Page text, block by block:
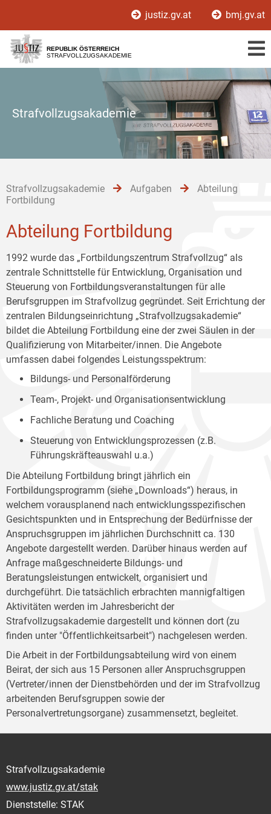
[1]
[2]
[3]
justiz.gv.at bmj.gv.at
REPUBLIK ÖSTERREICH
STRAFVOLLZUGSAKADEMIE
Strafvollzugsakademie
Strafvollzugsakademie Aufgaben
Abteilung
Fortbildung
Abteilung Fortbildung
1992 wurde das „Fortbildungszentrum Strafvollzug“ als
zentrale Schnittstelle für Entwicklung, Organisation und
Steuerung von Fortbildungsveranstaltungen für alle
Berufsgruppen im Strafvollzug gegründet. Seit Errichtung der
zentralen Bildungseinrichtung „Strafvollzugsakademie“
bildet die Abteilung Fortbildung eine der zwei Säulen in der
Qualifizierung von Mitarbeiter/innen. Die Angebote
umfassen dabei folgendes Leistungsspektrum:
Bildungs- und Personalförderung
Team-, Projekt- und Organisationsentwicklung
Fachliche Beratung und Coaching
Steuerung von Entwicklungsprozessen (z.B.
Führungskräfteauswahl u.a.)
Die Abteilung Fortbildung bringt jährlich ein
Fortbildungsprogramm (siehe „Downloads“) heraus, in
welchem vorausplanend nach entwicklungsspezifischen
Gesichtspunkten und in Entsprechung der Bedürfnisse der
Anspruchsgruppen im jährlichen Durchschnitt ca. 130
Angebote dargestellt werden. Darüber hinaus werden auf
Anfrage maßgeschneiderte Bildungs- und
Beratungsleistungen entwickelt, organisiert und
durchgeführt. Die tatsächlich erbrachten mannigfaltigen
Aktivitäten werden im Jahresbericht der
Strafvollzugsakademie dargestellt und können dort (zu
finden unter "Öffentlichkeitsarbeit") nachgelesen werden.
Die Arbeit in der Fortbildungsabteilung wird von einem
Beirat, der sich aus 15 Personen aller Anspruchsgruppen
(Vertreter/innen der Dienstbehörden und der im Strafvollzug
arbeitenden Berufsgruppen sowie der
Personalvertretungsorgane) zusammensetzt, begleitet.
Strafvollzugsakademie
www.justiz.gv.at/stak
Dienststelle: STAK